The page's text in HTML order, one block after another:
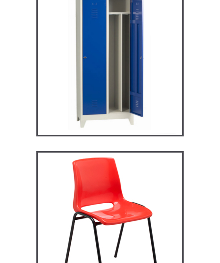
ARV2S – Vestiaire industrie
salissante
ST119 – Rick – Chaise
Primaire, collège et
secondaire
CHAISES ET BANCS